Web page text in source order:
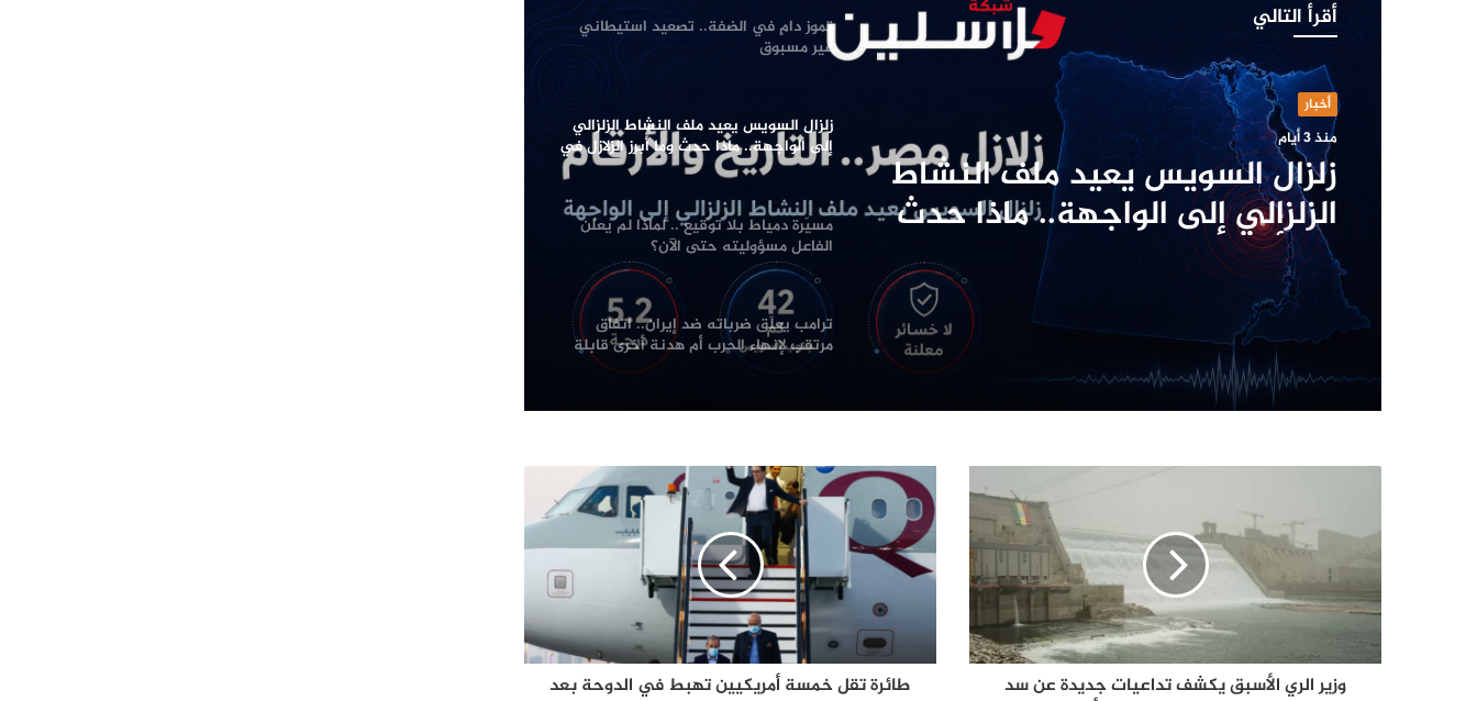
أقرأ التالي
أخبار
منذ 3 أيام
زلزال السويس يعيد ملف النشاط
الزلزالي إلى الواجهة.. ماذا حدث
وما أبرز الزلازل في تاريخ مصر؟
تقارير و تحقيقات
منذ 3 أيام
مسيّرة دمياط بلا توقيع .. لماذا
لم يعلن الفاعل مسؤوليته حتى
الآن؟
زلزال السويس يعيد ملف النشاط الزلزالي
إلى الواجهة.. ماذا حدث وما أبرز الزلازل في
مسيّرة دمياط بلا توقيع .. لماذا لم يعلن
الفاعل مسؤوليته حتى الآن؟
ترامب يعلّق ضرباته ضد إيران.. اتفاق
مرتقب لإنهاء الحرب أم هدنة أخرى قابلة
للانهيار؟
من صفقة الحقوق إلى أزمة قيادة.. هل
اقتربت نهاية إنفانتينو في «فيفا»؟
الصحافة الأجنبية اليوم: تصعيد أميركي
مرتقب ضد إيران وأزمات غزة وسبتة
وأوكرانيا تتصدر المشهد
لماذا يفكر الشباب العربي في الهجرة؟
أرقام تكشف الدول الأكثر رغبة
وسيناريوهات الملف حتى 2030
وزير الري الأسبق يكشف تداعيات جديدة عن سد
طائرة تقل خمسة أمريكيين تهبط في الدوحة بعد